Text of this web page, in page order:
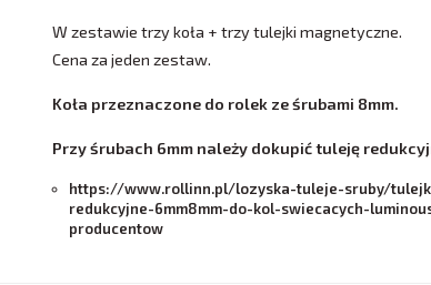
W zestawie trzy koła + trzy tulejki magnetyczne.
​Cena za jeden zestaw.
Koła przeznaczone do rolek ze śrubami 8mm.
Przy śrubach 6mm należy dokupić tuleję
https://www.rollinn.pl/lozyska-tuleje-sruby/
redukcyjne-6mm8mm-do-kol-swiecacych-
producentow